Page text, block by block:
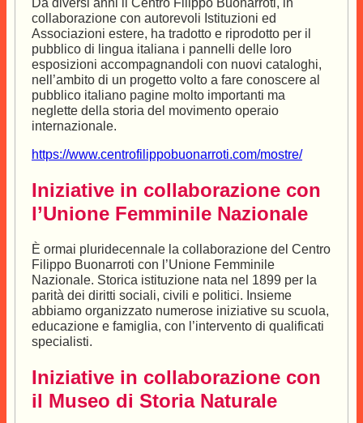
Da diversi anni il Centro Filippo Buonarroti, in
collaborazione con autorevoli Istituzioni ed
Associazioni estere, ha tradotto e riprodotto per il
pubblico di lingua italiana i pannelli delle loro
esposizioni accompagnandoli con nuovi cataloghi,
nell’ambito di un progetto volto a fare conoscere al
pubblico italiano pagine molto importanti ma
neglette della storia del movimento operaio
internazionale.
https://www.centrofilippobuonarroti.com/mostre/
Iniziative in collaborazione con
l’Unione Femminile Nazionale
È ormai pluridecennale la collaborazione del Centro
Filippo Buonarroti con l’Unione Femminile
Nazionale. Storica istituzione nata nel 1899 per la
parità dei diritti sociali, civili e politici. Insieme
abbiamo organizzato numerose iniziative su scuola,
educazione e famiglia, con l’intervento di qualificati
specialisti.
Iniziative in collaborazione con
il Museo di Storia Naturale